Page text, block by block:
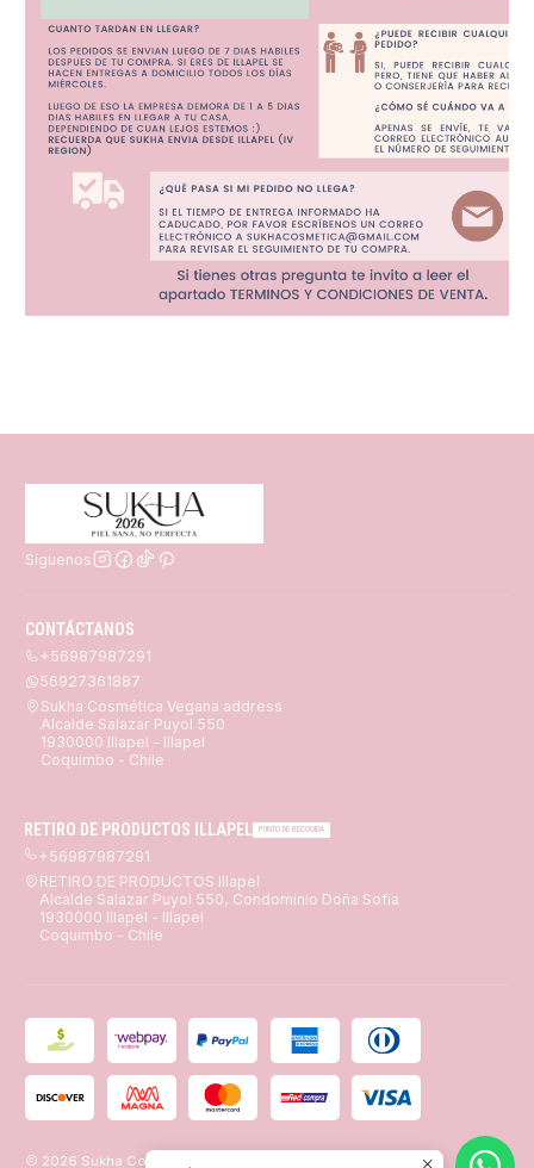
Síguenos
CONTÁCTANOS
+56987987291
56927361887
Sukha Cosmética Vegana address
Alcalde Salazar Puyol 550
1930000 Illapel - Illapel
Coquimbo - Chile
RETIRO DE PRODUCTOS ILLAPEL PUNTO DE RECOGIDA
+56987987291
RETIRO DE PRODUCTOS Illapel
Alcalde Salazar Puyol 550, Condominio Doña Sofia
1930000 Illapel - Illapel
Coquimbo - Chile
2026 Sukha Cosmética Vegana.